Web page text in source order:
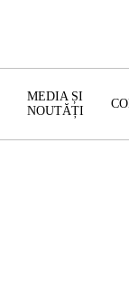
MEDIA ȘI
NOUTĂȚI